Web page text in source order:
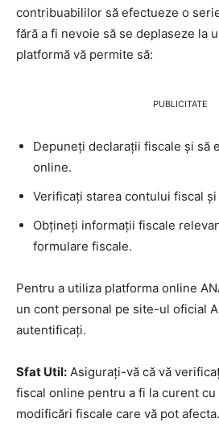
contribuabililor să efectueze o
fără a fi nevoie să se deplaseze la
platformă vă permite să:
PUBLICITATE
Depuneți declarații fiscale și să
online.
Verificați starea contului fiscal
Obțineți informații fiscale
formulare fiscale.
Pentru a utiliza platforma online
un cont personal pe site-ul oficial
autentificați.
Sfat Util: Asigurați-vă că vă
fiscal online pentru a fi la curent
modificări fiscale care vă pot afecta.